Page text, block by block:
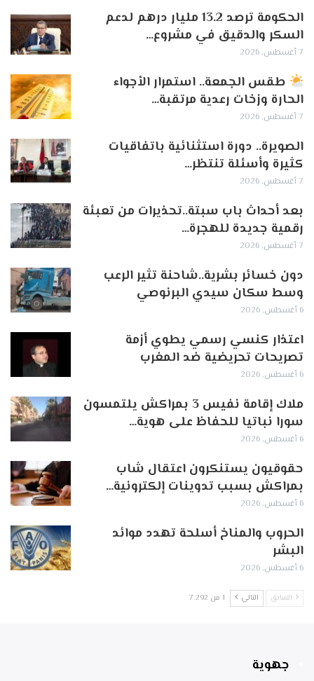
الحكومة ترصد 13.2 مليار درهم لدعم
السكر والدقيق في مشروع…
7 أغسطس, 2026
طقس الجمعة.. استمرار الأجواء
الحارة وزخات رعدية مرتقبة…
7 أغسطس, 2026
الصويرة.. دورة استثنائية باتفاقيات
كثيرة وأسئلة تنتظر…
7 أغسطس, 2026
بعد أحداث باب سبتة..تحذيرات من تعبئة
رقمية جديدة للهجرة…
7 أغسطس, 2026
دون خسائر بشرية..شاحنة تثير الرعب
وسط سكان سيدي البرنوصي
6 أغسطس, 2026
اعتذار كنسي رسمي يطوي أزمة
تصريحات تحريضية ضد المغرب
6 أغسطس, 2026
ملاك إقامة نفيس 3 بمراكش يلتمسون
سورا نباتيا للحفاظ على هوية…
6 أغسطس, 2026
حقوقيون يستنكرون اعتقال شاب
بمراكش بسبب تدوينات إلكترونية…
6 أغسطس, 2026
الحروب والمناخ أسلحة تهدد موائد
البشر
6 أغسطس, 2026
السابق التالي 1 من 7٬292
جهوية